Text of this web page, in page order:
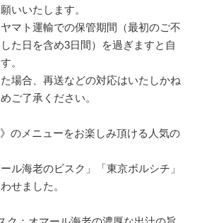
いいたします。
マト運輸での保管期間（最初のご不
た日を含め3日間）を過ぎますと自
。
場合、再送などの対応はいたしかね
ご了承ください。
》のメニューをお楽しみ頂ける人気の
ル海老のビスク」「東京ボルシチ」
せました。